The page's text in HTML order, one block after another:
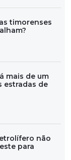
timorenses
mais de um
estradas de
não
para